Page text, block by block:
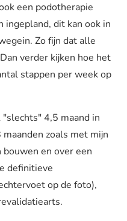
een podotherapie
ingepland, dit kan ook in
Zo fijn dat alle
verder kijken hoe het
stappen per week op
4,5 maand in
zoals met mijn
en over een
definitieve
op de foto),